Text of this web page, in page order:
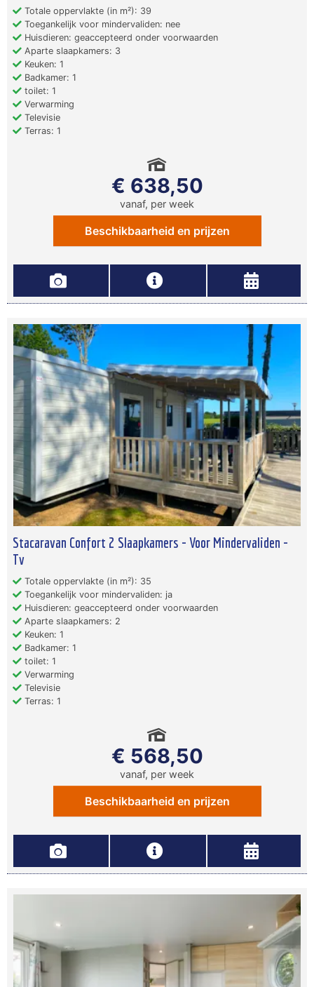
Totale oppervlakte (in m²): 39
Toegankelijk voor mindervaliden: nee
Huisdieren: geaccepteerd onder voorwaarden
Aparte slaapkamers: 3
Keuken: 1
Badkamer: 1
toilet: 1
Verwarming
Televisie
Terras: 1
€ 638,50
vanaf, per week
Beschikbaarheid en prijzen
Stacaravan Confort 2 Slaapkamers - Voor Mindervaliden -
Tv
Totale oppervlakte (in m²): 35
Toegankelijk voor mindervaliden: ja
Huisdieren: geaccepteerd onder voorwaarden
Aparte slaapkamers: 2
Keuken: 1
Badkamer: 1
toilet: 1
Verwarming
Televisie
Terras: 1
€ 568,50
vanaf, per week
Beschikbaarheid en prijzen